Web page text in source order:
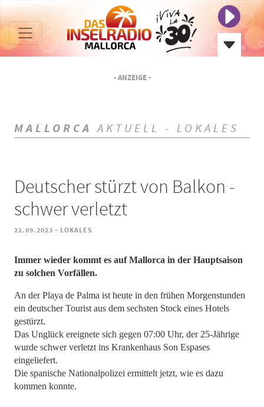
- ANZEIGE -
MALLORCA AKTUELL - LOKALES
Deutscher stürzt von Balkon -
schwer verletzt
22.09.2023 - LOKALES
Immer wieder kommt es auf Mallorca in der Hauptsaison
zu solchen Vorfällen.
An der Playa de Palma ist heute in den frühen Morgenstunden
ein deutscher Tourist aus dem sechsten Stock eines Hotels
gestürzt.
Das Unglück ereignete sich gegen 07:00 Uhr, der 25-Jährige
wurde schwer verletzt ins Krankenhaus Son Espases
eingeliefert.
Die spanische Nationalpolizei ermittelt jetzt, wie es dazu
kommen konnte.